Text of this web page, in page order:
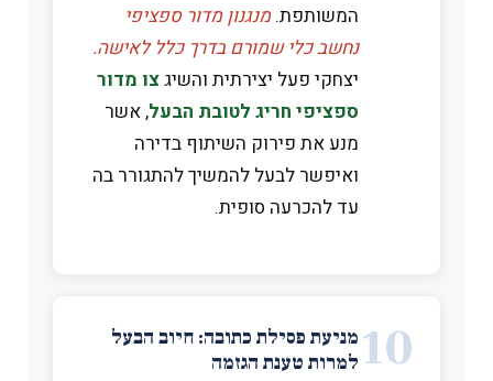
המשותפת.מנגנון מדור ספציפי
נחשב כלי שמורם בדרך כלל לאישה.
יצחקי פעל יצירתית והשיגצו מדור
ספציפי חריג לטובת הבעל, אשר
מנע את פירוק השיתוף בדירה
ואיפשר לבעל להמשיך להתגורר בה
עד להכרעה סופית.
10 מניעת פסילת כתובה: חיוב הבעל
למרות טענת הגזמה